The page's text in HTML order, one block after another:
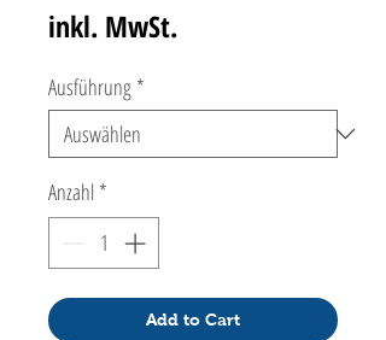
inkl. MwSt.
Ausführung *
Anzahl *
Add to Cart